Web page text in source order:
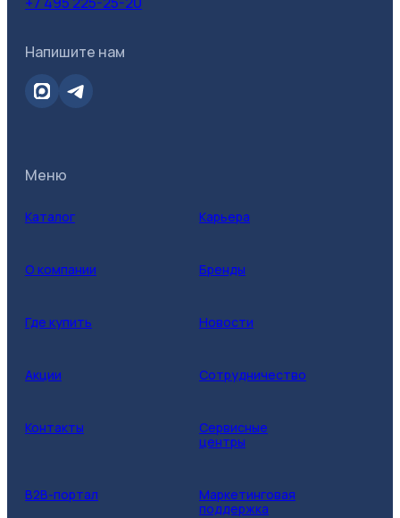
Напишите нам
Меню
Каталог Карьера
О компании Бренды
Где купить Новости
Акции Сотрудничество
Контакты
Сервисные
центры
B2B-портал
Маркетинговая
поддержка